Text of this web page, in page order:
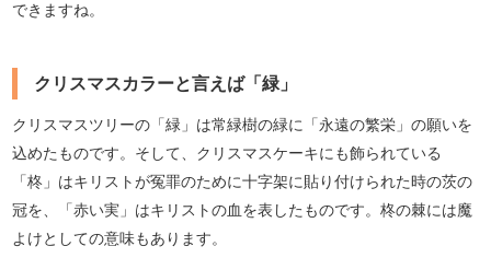
できますね。
クリスマスカラーと言えば「緑」
クリスマスツリーの「緑」は常緑樹の緑に「永遠の繁栄」の願いを
込めたものです。そして、クリスマスケーキにも飾られている
「柊」はキリストが冤罪のために十字架に貼り付けられた時の茨の
冠を、「赤い実」はキリストの血を表したものです。柊の棘には魔
よけとしての意味もあります。